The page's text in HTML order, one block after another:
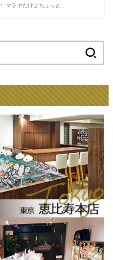
マラヤだけはちょっと...
索: